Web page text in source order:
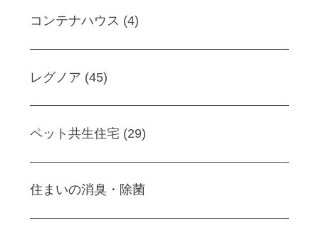
コンテナハウス (4)
レグノア (45)
ペット共生住宅 (29)
住まいの消臭・除菌